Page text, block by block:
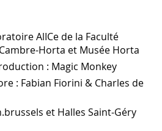
AlICe de la Faculté
Horta et Musée Horta
: Magic Monkey
: Fabian Fiorini & Charles de
et Halles Saint-Géry